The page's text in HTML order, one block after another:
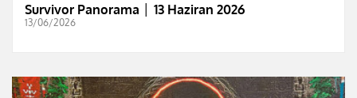
Survivor Panorama │ 13 Haziran 2026
13/06/2026